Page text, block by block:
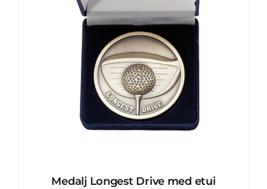
Medalj Longest Drive med etui